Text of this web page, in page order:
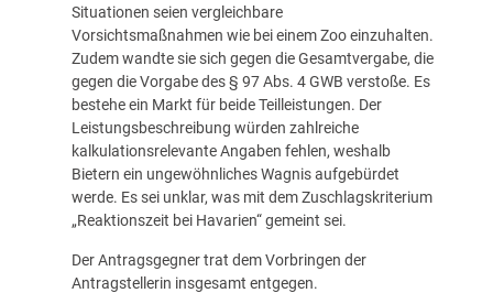
Situationen seien vergleichbare
Vorsichtsmaßnahmen wie bei einem Zoo einzuhalten.
Zudem wandte sie sich gegen die Gesamtvergabe, die
gegen die Vorgabe des § 97 Abs. 4 GWB verstoße. Es
bestehe ein Markt für beide Teilleistungen. Der
Leistungsbeschreibung würden zahlreiche
kalkulationsrelevante Angaben fehlen, weshalb
Bietern ein ungewöhnliches Wagnis aufgebürdet
werde. Es sei unklar, was mit dem Zuschlagskriterium
„Reaktionszeit bei Havarien“ gemeint sei.
Der Antragsgegner trat dem Vorbringen der
Antragstellerin insgesamt entgegen.